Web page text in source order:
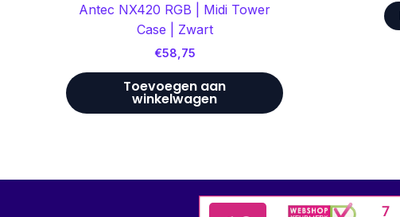
Antec NX420 RGB | Midi Tower
Case | Zwart
€58,75
Toevoegen aan
winkelwagen